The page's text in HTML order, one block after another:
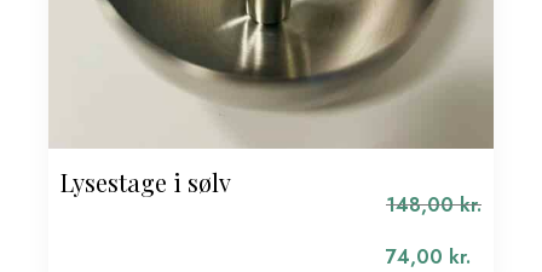
Lysestage i sølv
148,00kr.
oprindelige
74,00 kr.